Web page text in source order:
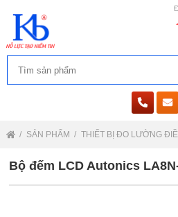
SẢN PHẨM THIẾT BỊ ĐO LƯỜNG
Bộ đếm LCD Autonics